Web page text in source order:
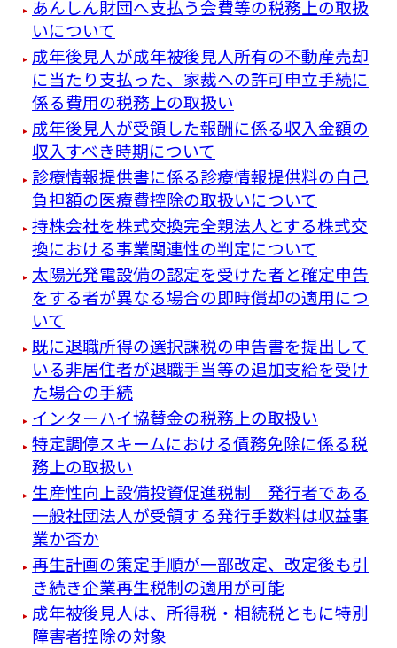
あんしん財団へ支払う会費等の税務上の取扱
いについて
成年後見人が成年被後見人所有の不動産売却
に当たり支払った、家裁への許可申立手続に
係る費用の税務上の取扱い
成年後見人が受領した報酬に係る収入金額の
収入すべき時期について
診療情報提供書に係る診療情報提供料の自己
負担額の医療費控除の取扱いについて
持株会社を株式交換完全親法人とする株式交
換における事業関連性の判定について
太陽光発電設備の認定を受けた者と確定申告
をする者が異なる場合の即時償却の適用につ
いて
既に退職所得の選択課税の申告書を提出して
いる非居住者が退職手当等の追加支給を受け
た場合の手続
インターハイ協賛金の税務上の取扱い
特定調停スキームにおける債務免除に係る税
務上の取扱い
生産性向上設備投資促進税制 発行者である
一般社団法人が受領する発行手数料は収益事
業か否か
再生計画の策定手順が一部改定、改定後も引
き続き企業再生税制の適用が可能
成年被後見人は、所得税・相続税ともに特別
障害者控除の対象